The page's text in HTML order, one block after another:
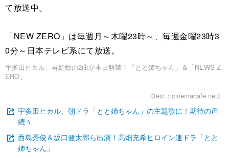
て放送中。
「NEW ZERO」は毎週月～木曜23時～、毎週金曜23時3
0分～日本テレビ系にて放送。
宇多田ヒカル、再始動の2曲が本日解禁！「とと姉ちゃん」＆「NEWS Z
ERO」
《text：cinemacafe.net》
宇多田ヒカル、朝ドラ「とと姉ちゃん」の主題歌に！期待の声
続々
西島秀俊＆坂口健太郎ら出演！高畑充希ヒロイン連ドラ「とと
姉ちゃん」